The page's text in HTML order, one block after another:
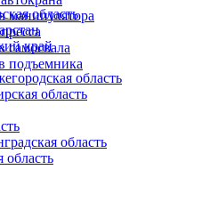
манипулятора
самосвала
подъемника
область
край
область
область
область
область